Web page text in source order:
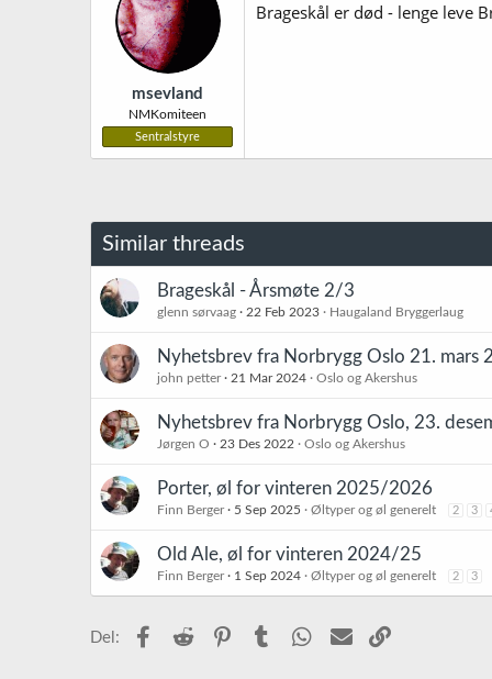
o
msevland
NMKomiteen
Sentralstyre
Brageskål er død - lenge leve
Similar threads
Brageskål - Årsmøte 2/3
glenn sørvaag 22 Feb 2023 Haugaland Bryggerlaug
Nyhetsbrev fra Norbrygg Oslo 21. mars
john petter 21 Mar 2024 Oslo og Akershus
Nyhetsbrev fra Norbrygg Oslo, 23.
Jørgen O 23 Des 2022 Oslo og Akershus
Porter, øl for vinteren 2025/2026
Finn Berger 5 Sep 2025 Øltyper og øl generelt 2 3
Old Ale, øl for vinteren 2024/25
Finn Berger 1 Sep 2024 Øltyper og øl generelt 2 3
Del: Facebook
Reddit PinterestTumblr WhatsApp
E-post